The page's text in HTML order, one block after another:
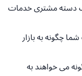
دسته مشتری خدمات
چگونه به بازار
می خواهند به